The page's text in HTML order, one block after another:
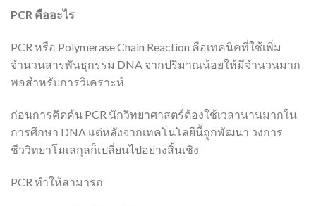
PCR คืออะไร
PCR หรือ Polymerase Chain Reaction คือเทคนิคที่ใช้เพิ่ม
จำนวนสารพันธุกรรม DNA จากปริมาณน้อยให้มีจำนวนมาก
พอสำหรับการวิเคราะห์
ก่อนการคิดค้น PCR นักวิทยาศาสตร์ต้องใช้เวลานานมากใน
การศึกษา DNA แต่หลังจากเทคโนโลยีนี้ถูกพัฒนา วงการ
ชีววิทยาโมเลกุลก็เปลี่ยนไปอย่างสิ้นเชิง
PCR ทำให้สามารถ